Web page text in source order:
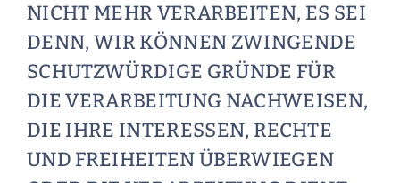
NICHT MEHR VERARBEITEN, ES SEI
DENN, WIR KÖNNEN ZWINGENDE
SCHUTZWÜRDIGE GRÜNDE FÜR
DIE VERARBEITUNG NACHWEISEN,
DIE IHRE INTERESSEN, RECHTE
UND FREIHEITEN ÜBERWIEGEN